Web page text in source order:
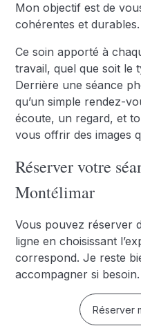
Mon objectif est de
cohérentes et durables.
Ce soin apporté à
travail, quel que soit le
Derrière une séance
qu’un simple rendez-
écoute, un regard, et
vous offrir des images
Réserver votre
Montélimar
Vous pouvez réserver
ligne en choisissant
correspond. Je reste
accompagner si besoin.
Réserver